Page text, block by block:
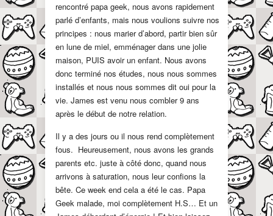
rencontré papa geek, nous avons rapidement
parlé d’enfants, mais nous voulions suivre nos
principes : nous marier d’abord, partir bien sûr
en lune de miel, emménager dans une jolie
maison, PUIS avoir un enfant. Nous avons
donc terminé nos études, nous nous sommes
installés et nous nous sommes dit oui pour la
vie. James est venu nous combler 9 ans
après le début de notre relation.
Il y a des jours ou il nous rend complètement
fous. Heureusement, nous avons les grands
parents etc. juste à côté donc, quand nous
arrivons à saturation, nous leur confions la
bête. Ce week end cela a été le cas. Papa
Geek malade, moi complètement H.S… Et un